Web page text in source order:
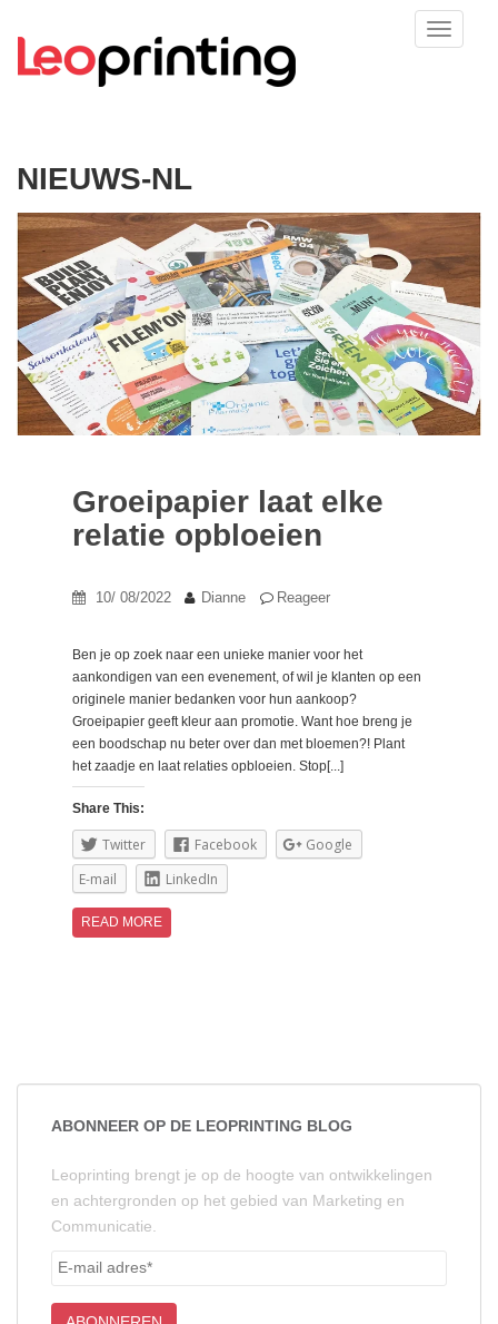
NIEUWS-NL
Groeipapier laat elke
relatie opbloeien
10/ 08/2022 Dianne Reageer
Ben je op zoek naar een unieke manier voor het
aankondigen van een evenement, of wil je klanten op een
originele manier bedanken voor hun aankoop?
Groeipapier geeft kleur aan promotie. Want hoe breng je
een boodschap nu beter over dan met bloemen?! Plant
het zaadje en laat relaties opbloeien. Stop[...]
Share This:
Twitter Facebook
Google
E-mail
LinkedIn
READ MORE
ABONNEER OP DE LEOPRINTING BLOG
Leoprinting brengt je op de hoogte van ontwikkelingen
en achtergronden op het gebied van Marketing en
Communicatie.